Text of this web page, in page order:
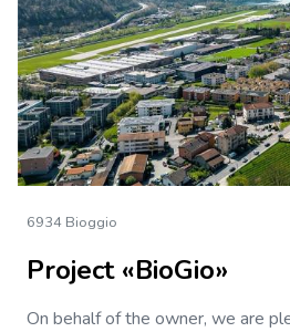
6934 Bioggio
Project «BioGio»
On behalf of the owner, we are